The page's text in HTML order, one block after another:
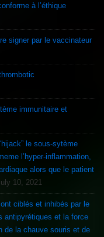
à l’éthique
signer par le vaccinateur
immunitaire et
le sous-sytème
l’hyper-inflammation,
alors que le patient
10, 2021
ciblés et inhibés par le
antipyrétiques et la force
de la chauve souris et de